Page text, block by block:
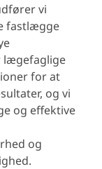
vi
fastlægge
lægefaglige
for at
og vi
og effektive
og